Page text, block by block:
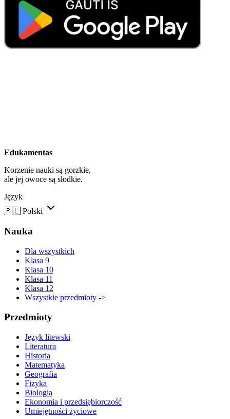
Edukamentas
Korzenie nauki są gorzkie,
ale jej owoce są słodkie.
Język
🇵🇱 Polski
Nauka
Dla wszystkich
Klasa 9
Klasa 10
Klasa 11
Klasa 12
Wszystkie przedmioty ->
Przedmioty
Język litewski
Literatura
Historia
Matematyka
Geografia
Fizyka
Biologia
Ekonomia i przedsiębiorczość
Umiejętności życiowe